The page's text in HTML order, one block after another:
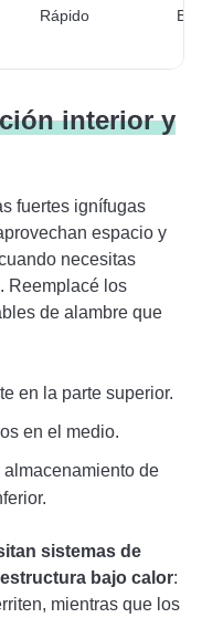
Rápido
interior y
fuertes ignífugas
espacio y
necesitas
Reemplacé los
de alambre que
en la parte superior.
en el medio.
de
sistemas de
bajo calor:
mientras que los